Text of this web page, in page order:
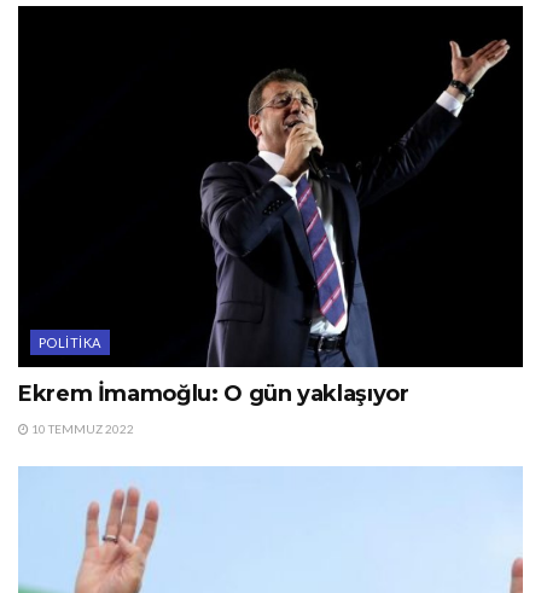
POLITIKA
Ekrem İmamoğlu: O gün yaklaşıyor
10 TEMMUZ 2022